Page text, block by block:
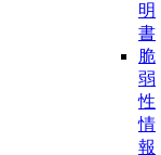
明
書
脆
弱
性
情
報